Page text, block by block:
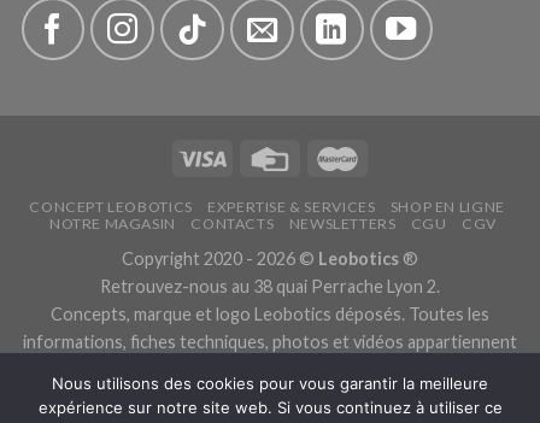
CONCEPT LEOBOTICS EXPERTISE & SERVICES
SHOP EN LIGNE
NOTRE MAGASIN
CONTACTS NEWSLETTERS CGU CGV
Copyright 2020 - 2026 © Leobotics ®
Retrouvez-nous au 38 quai Perrache Lyon 2.
Concepts, marque et logo Leobotics déposés. Toutes les
informations, fiches techniques, photos et vidéos appartiennent
Les traductions sont automatiques, veuillez nous excuser pour
Nous utilisons des cookies pour vous garantir la meilleure
expérience sur notre site web. Si vous continuez à utiliser ce